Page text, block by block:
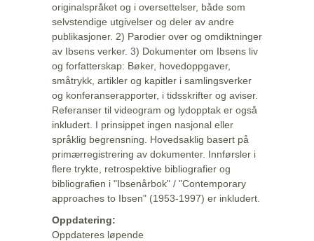
originalspråket og i oversettelser, både som
selvstendige utgivelser og deler av andre
publikasjoner. 2) Parodier over og omdiktninger
av Ibsens verker. 3) Dokumenter om Ibsens liv
og forfatterskap: Bøker, hovedoppgaver,
småtrykk, artikler og kapitler i samlingsverker
og konferanserapporter, i tidsskrifter og aviser.
Referanser til videogram og lydopptak er også
inkludert. I prinsippet ingen nasjonal eller
språklig begrensning. Hovedsaklig basert på
primærregistrering av dokumenter. Innførsler i
flere trykte, retrospektive bibliografier og
bibliografien i "Ibsenårbok" / "Contemporary
approaches to Ibsen" (1953-1997) er inkludert.
Oppdatering:
Oppdateres løpende